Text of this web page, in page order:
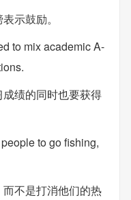
示鼓励。
to mix academic A-
绩的同时也要获得
to go fishing,
不是打消他们的热